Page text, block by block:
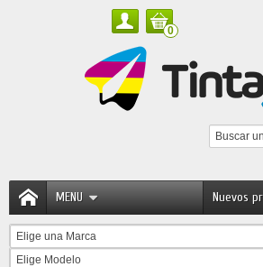
0
MENU Nuevos
Elige una Marca
Elige Modelo